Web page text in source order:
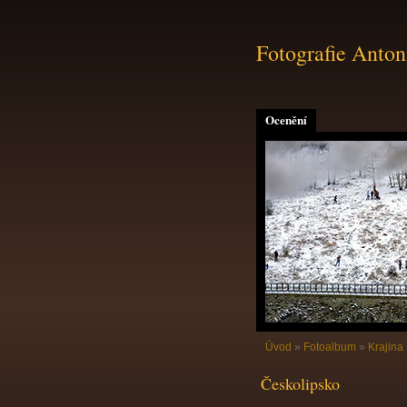
Ocenění
Fotografie
Úvod » Fotoalbum » Krajina
Českolipsko